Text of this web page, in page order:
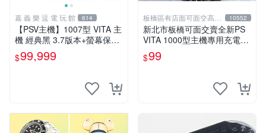
嘉 義 樂 逗 電 玩 館 614
【PSV主機】1007型 VITA 主
機 經典黑 3.7版本+螢幕保護
貼+主機收納包【9成新】✪中
古二手✪嘉義樂逗電玩館
$99,999
板橋區有店面可面交高價
回收電玩
10552
新北市板橋可面交賣全新PS
VITA 1000型主機專用充電
線....超便宜只賣99元
$99